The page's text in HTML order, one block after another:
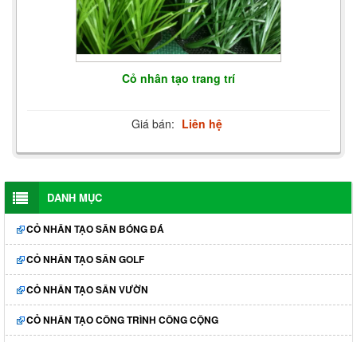
Cỏ nhân tạo trang trí
Giá bán: Liên hệ
DANH MỤC
CỎ NHÂN TẠO SÂN BÓNG ĐÁ
CỎ NHÂN TẠO SÂN GOLF
CỎ NHÂN TẠO SÂN VƯỜN
CỎ NHÂN TẠO CÔNG TRÌNH CÔNG CỘNG